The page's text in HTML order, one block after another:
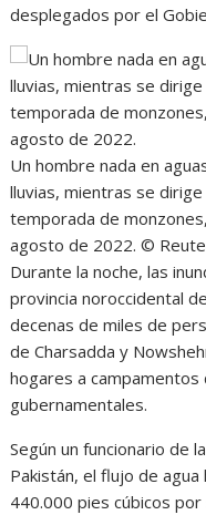
desplegados por el
Un hombre nada en
lluvias, mientras se
temporada de
agosto de 2022. ©
Durante la noche, las
provincia noroccidental
decenas de miles de
de Charsadda y
hogares a
gubernamentales.
Según un funcionario de
Pakistán, el flujo de
440.000 pies cúbicos